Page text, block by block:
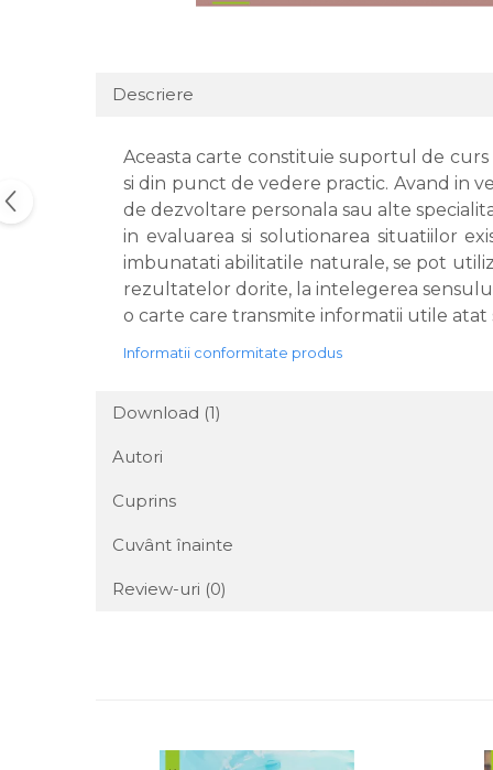
Descriere
Aceasta carte constituie suportul de
si din punct de vedere practic. Avand in
de dezvoltare personala sau alte
in evaluarea si solutionarea situatiilor
imbunatati abilitatile naturale, se pot
rezultatelor dorite, la intelegerea
o carte care transmite informatii utile
Informatii conformitate produs
Download (1)
Autori
Cuprins
Cuvânt înainte
Review-uri (0)